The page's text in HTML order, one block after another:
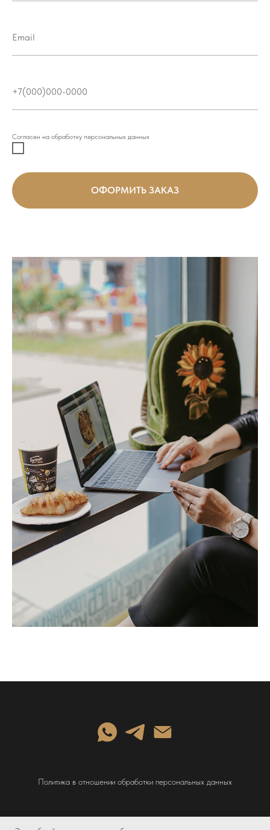
Согласен на обработку персональных данных
ОФОРМИТЬ ЗАКАЗ
Политика в отношении обработки персональных данных